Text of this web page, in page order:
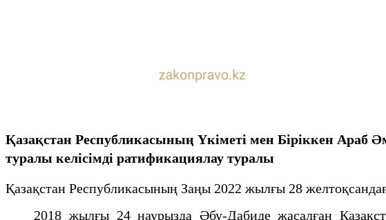
Қазақстан Республикасының Үкіметі мен Біріккен Араб
туралы келісімді ратификациялау туралы
Қазақстан Республикасының Заңы 2022 жылғы 28
2018 жылғы 24 наурызда Әбу-Дабиде жасалған